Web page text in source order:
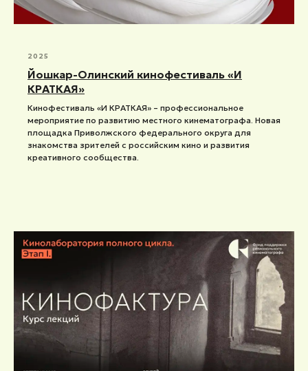
2025
Йошкар-Олинский кинофестиваль «И
КРАТКАЯ»
Кинофестиваль «И КРАТКАЯ» – профессиональное
мероприятие по развитию местного кинематографа. Новая
площадка Приволжского федерального округа для
знакомства зрителей с российским кино и развития
креативного сообщества.